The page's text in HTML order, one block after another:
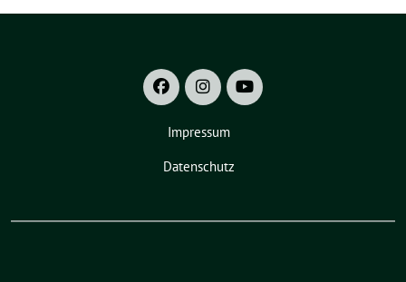
Impressum
Datenschutz